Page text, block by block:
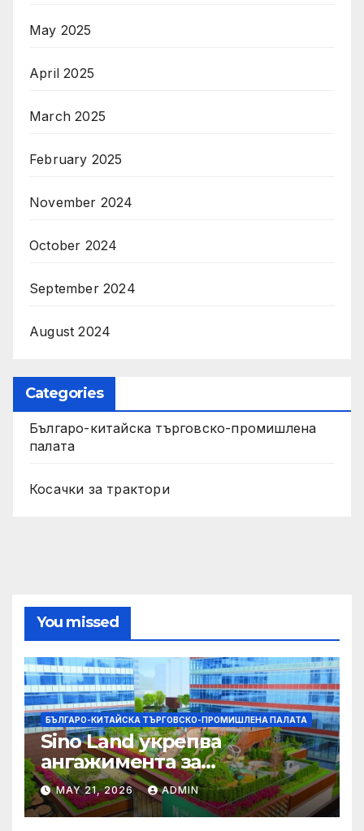
May 2025
April 2025
March 2025
February 2025
November 2024
October 2024
September 2024
August 2024
Categories
Българо-китайска търговско-промишлена
палата
Косачки за трактори
You missed
БЪЛГАРО-КИТАЙСКА ТЪРГОВСКО-ПРОМИШЛЕНА ПАЛАТА
Sino Land укрепва
ангажимента за
устойчивост с глобално
признание
MAY 21, 2026 ADMIN